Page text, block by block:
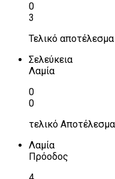
0
3
Τελικό αποτέλεσμα
Σελεύκεια
Λαμία
0
0
τελικό Αποτέλεσμα
Λαμία
Πρόοδος